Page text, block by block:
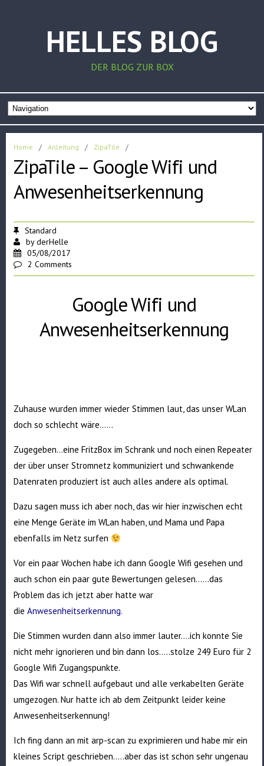
HELLES BLOG
DER BLOG ZUR BOX
Home / Anleitung / ZipaTile /
ZipaTile – Google Wifi und
Anwesenheitserkennung
Standard
byderHelle
05/08/2017
2 Comments
Google Wifi und
Anwesenheitserkennung
Zuhause wurden immer wieder Stimmen laut, das unser WLan
doch so schlecht wäre……
Zugegeben…eine FritzBox im Schrank und noch einen Repeater
der über unser Stromnetz kommuniziert und schwankende
Datenraten produziert ist auch alles andere als optimal.
Dazu sagen muss ich aber noch, das wir hier inzwischen echt
eine Menge Geräte im WLan haben, und Mama und Papa
ebenfalls im Netz surfen
Vor ein paar Wochen habe ich dann Google Wifi gesehen und
auch schon ein paar gute Bewertungen gelesen……das
Problem das ich jetzt aber hatte war
dieAnwesenheitserkennung.
Die Stimmen wurden dann also immer lauter….ich konnte Sie
nicht mehr ignorieren und bin dann los…..stolze 249 Euro für 2
Google Wifi Zugangspunkte.
Das Wifi war schnell aufgebaut und alle verkabelten Geräte
umgezogen. Nur hatte ich ab dem Zeitpunkt leider keine
Anwesenheitserkennung!
Ich fing dann an mit arp-scan zu exprimieren und habe mir ein
kleines Script geschrieben…..aber das ist schon sehr ungenau